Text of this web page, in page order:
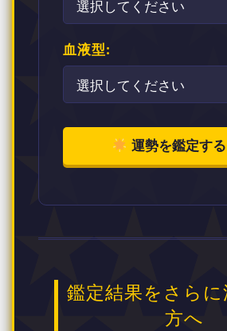
血液型:
運勢を鑑定する
鑑定結果をさら
方へ